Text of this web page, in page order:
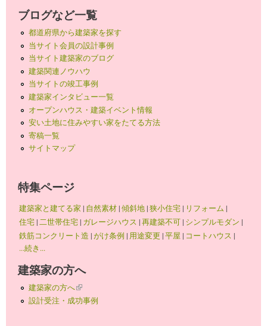
ブログなど一覧
都道府県から建築家を探す
当サイト会員の設計事例
当サイト建築家のブログ
建築関連ノウハウ
当サイトの竣工事例
建築家インタビュー一覧
オープンハウス・建築イベント情報
安い土地に住みやすい家をたてる方法
寄稿一覧
サイトマップ
特集ページ
建築家と建てる家 | 自然素材|傾斜地|狭小住宅| リフォーム |
住宅|二世帯住宅| ガレージハウス |再建築不可| シンプルモダン |
鉄筋コンクリート造 |がけ条例 | 用途変更 |平屋 | コートハウス |
...続き...
建築家の方へ
建築家の方へ(link is external)
設計受注・成功事例